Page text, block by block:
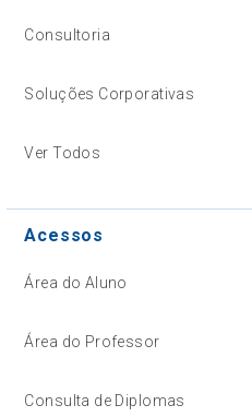
Consultoria
Soluções Corporativas
Ver Todos
Acessos
Área do Aluno
Área do Professor
Consulta de Diplomas